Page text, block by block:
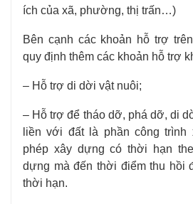
ích của xã, phường, thị trấn…)
Bên cạnh các khoản hỗ trợ
quy định thêm các khoản hỗ trợ
– Hỗ trợ di dời vật nuôi;
– Hỗ trợ để tháo dỡ, phá dỡ, di
liền với đất là phần công trình
phép xây dựng có thời hạn
dựng mà đến thời điểm thu hồi
thời hạn.